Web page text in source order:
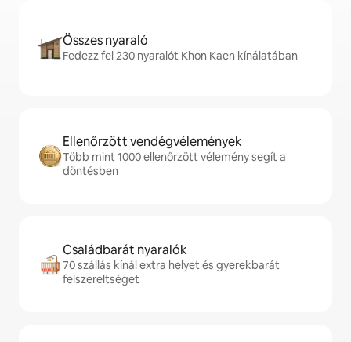
Összes nyaraló
Fedezz fel 230 nyaralót Khon Kaen kínálatában
Ellenőrzött vendégvélemények
Több mint 1000 ellenőrzött vélemény segít a
döntésben
Családbarát nyaralók
70 szállás kínál extra helyet és gyerekbarát
felszereltséget